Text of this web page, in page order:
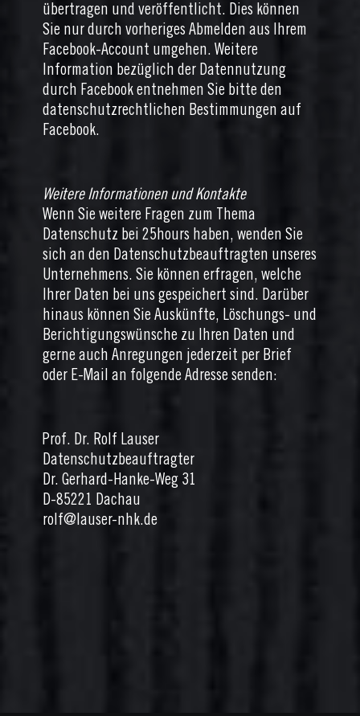
übertragen und veröffentlicht. Dies können
Sie nur durch vorheriges Abmelden aus Ihrem
Facebook-Account umgehen. Weitere
Information bezüglich der Datennutzung
durch Facebook entnehmen Sie bitte den
datenschutzrechtlichen Bestimmungen auf
Facebook.
Weitere Informationen und Kontakte
Wenn Sie weitere Fragen zum Thema
Datenschutz bei 25hours haben, wenden Sie
sich an den Datenschutzbeauftragten unseres
Unternehmens. Sie können erfragen, welche
Ihrer Daten bei uns gespeichert sind. Darüber
hinaus können Sie Auskünfte, Löschungs- und
Berichtigungswünsche zu Ihren Daten und
gerne auch Anregungen jederzeit per Brief
oder E-Mail an folgende Adresse senden:
Prof. Dr. Rolf Lauser
Datenschutzbeauftragter
Dr. Gerhard-Hanke-Weg 31
D-85221 Dachau
rolf@lauser-nhk.de